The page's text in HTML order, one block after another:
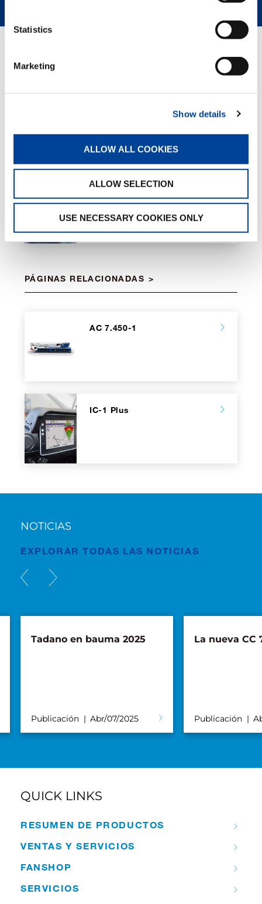
Statistics
Marketing
Show details
ALLOW ALL COOKIES
ALLOW SELECTION
USE NECESSARY COOKIES ONLY
Eco Mode
PÁGINAS RELACIONADAS
AC 7.450-1
IC-1 Plus
NOTICIAS
EXPLORAR TODAS LAS NOTICIAS
Tadano en bauma 2025
Publicación Abr/07/2025
La nueva CC
Publicación
QUICK LINKS
RESUMEN DE PRODUCTOS
VENTAS Y SERVICIOS
FANSHOP
SERVICIOS